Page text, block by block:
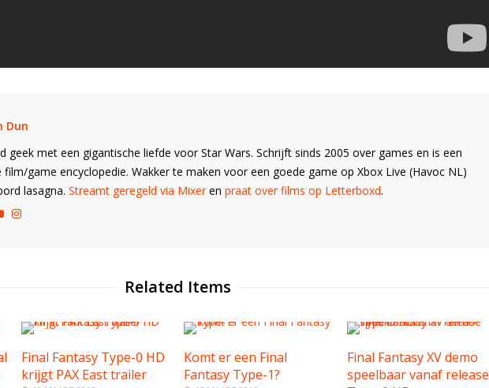
Dun
geek met een gigantische liefde voor Star Wars. Schrijft sinds 2005 over games en is een
film/game encyclopedie. Wakker te maken voor een goede game op Xbox Live (Havoc NL)
lasagna. Streamt geregeld via Mixeren praat over films op Letterboxd.
Related Items
Final Fantasy Type-0 HD
krijgt PAX East trailer
Komt er een Final
Fantasy Type-1?
Final Fantasy XV demo
speelbaar vanaf release